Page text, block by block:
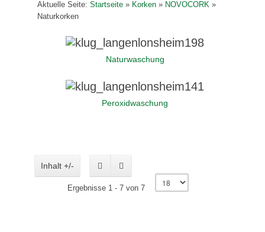
Aktuelle Seite:Startseite » Korken » NOVOCORK »
Naturkorken
Naturwaschung
Peroxidwaschung
Inhalt +/-
Ergebnisse 1 - 7 von 7